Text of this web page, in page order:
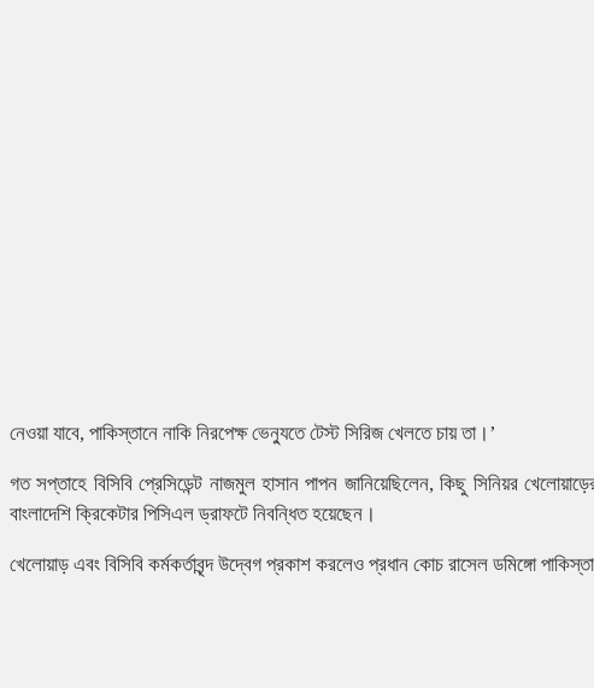
নেওয়া যাবে, পাকিস্তানে নাকি নিরপেক্ষ ভেন্যুতে টেস্ট সিরিজ খেলতে চায় তা।’
গত সপ্তাহে বিসিবি প্রেসিডেন্ট নাজমুল হাসান পাপন জানিয়েছিলেন, কিছু সিনিয়র
বাংলাদেশি ক্রিকেটার পিসিএল ড্রাফটে নিবন্ধিত হয়েছেন।
খেলোয়াড় এবং বিসিবি কর্মকর্তাবৃন্দ উদ্বেগ প্রকাশ করলেও প্রধান কোচ রাসেল ডমিঙ্গো